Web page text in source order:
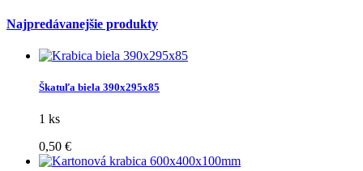
Najpredávanejšie produkty
Škatuľa biela 390x295x85
1 ks
0,50 €